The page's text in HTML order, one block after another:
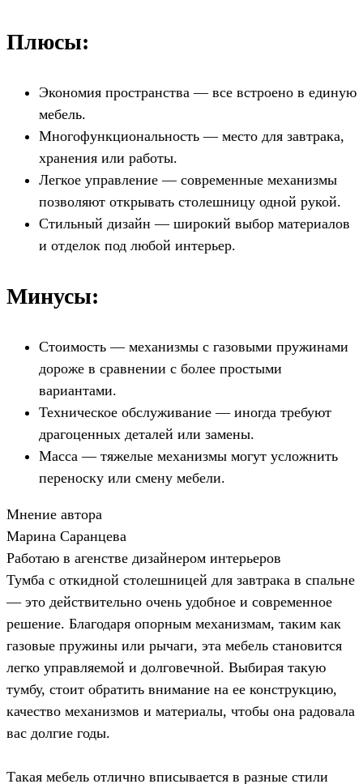
Плюсы:
Экономия пространства — все встроено в единую
мебель.
Многофункциональность — место для завтрака,
хранения или работы.
Легкое управление — современные механизмы
позволяют открывать столешницу одной рукой.
Стильный дизайн — широкий выбор материалов
и отделок под любой интерьер.
Минусы:
Стоимость — механизмы с газовыми пружинами
дороже в сравнении с более простыми
вариантами.
Техническое обслуживание — иногда требуют
драгоценных деталей или замены.
Масса — тяжелые механизмы могут усложнить
переноску или смену мебели.
Мнение автора
Марина Саранцева
Работаю в агенстве дизайнером интерьеров
Тумба с откидной столешницей для завтрака в спальне
— это действительно очень удобное и современное
решение. Благодаря опорным механизмам, таким как
газовые пружины или рычаги, эта мебель становится
легко управляемой и долговечной. Выбирая такую
тумбу, стоит обратить внимание на ее конструкцию,
качество механизмов и материалы, чтобы она радовала
вас долгие годы.
Такая мебель отлично вписывается в разные стили